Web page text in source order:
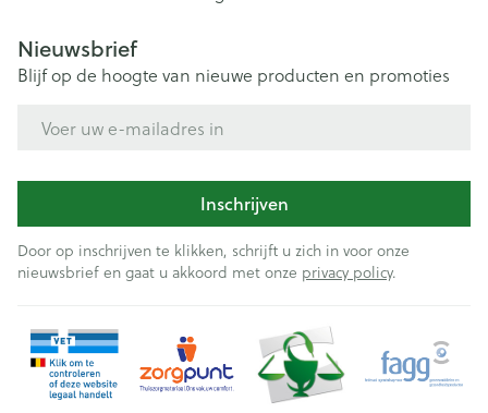
Nieuwsbrief
Blijf op de hoogte van nieuwe producten en promoties
Inschrijven
Door op inschrijven te klikken, schrijft u zich in voor onze
nieuwsbrief en gaat u akkoord met onze privacy policy.